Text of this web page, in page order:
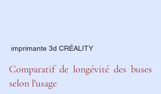
imprimante 3d CRÉALITY
Comparatif de longévité des buses
selon l'usage